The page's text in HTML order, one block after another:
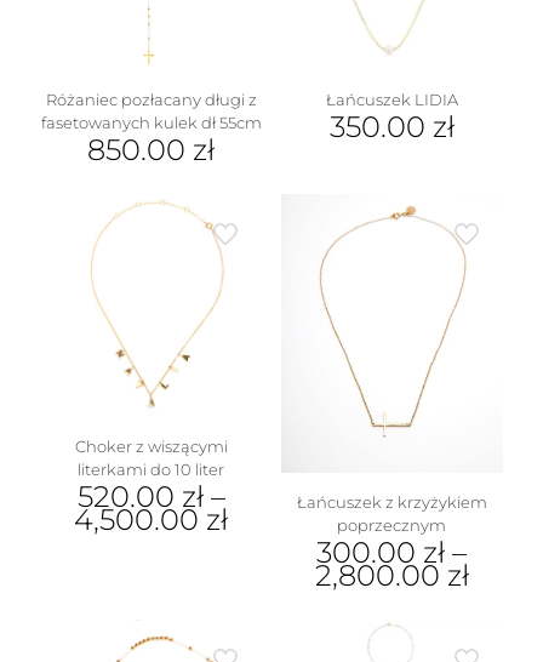
Różaniec pozłacany długi z
fasetowanych kulek dł 55cm
850.00 zł
Łańcuszek LIDIA
350.00 zł
Choker z wiszącymi
literkami do 10 liter
520.00 zł–
4,500.00 zł
wariantów.
Łańcuszek z krzyżykiem
poprzecznym
300.00 zł –
2,800.00zł
produkt
ma